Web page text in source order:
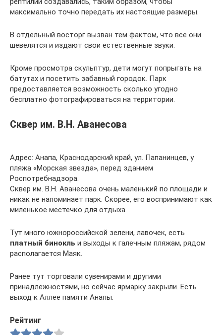
максимально точно передать их настоящие размеры.
В отдельный восторг вызван тем фактом, что все они
шевелятся и издают свои естественные звуки.
Кроме просмотра скульптур, дети могут попрыгать на
батутах и посетить забавный городок. Парк
предоставляется возможность сколько угодно
бесплатно фотографироваться на территории.
Сквер им. В.Н. Аванесова
Адрес: Анапа, Краснодарский край, ул. Папанинцев, у
пляжа «Морская звезда», перед зданием
Роспотребнадзора.
Сквер им. В.Н. Аванесова очень маленький по площади и
никак не напоминает парк. Скорее, его воспринимают как
миленькое местечко для отдыха.
Тут много южнороссийской зелени, лавочек, есть
платный бинокль и выходы к галечным пляжам, рядом
располагается Маяк.
Ранее тут торговали сувенирами и другими
принадлежностями, но сейчас ярмарку закрыли. Есть
выход к Аллее памяти Анапы.
Рейтинг